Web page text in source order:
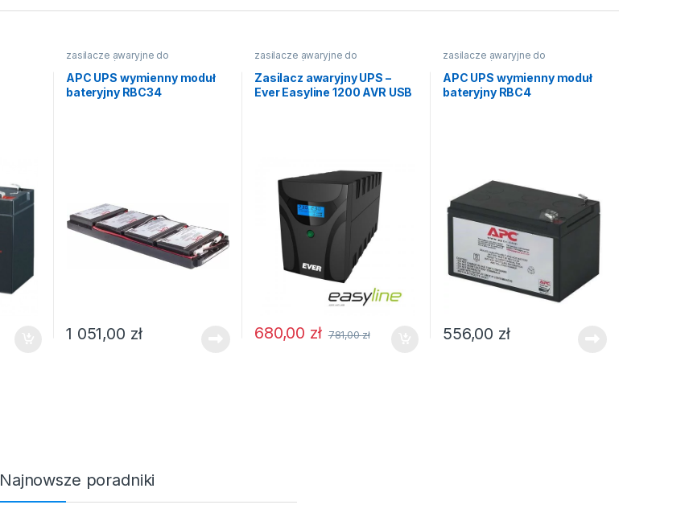
zasilacze awaryjne do
komputerów
APC UPS wymienny moduł
bateryjny RBC34
1 051,00 zł
zasilacze awaryjne do
komputerów
Zasilacz awaryjny UPS –
Ever Easyline 1200 AVR USB
680,00 zł 781,00zł
zasilacze awaryjne do
komputerów
APC UPS wymienny moduł
bateryjny RBC4
556,00 zł
Najnowsze poradniki